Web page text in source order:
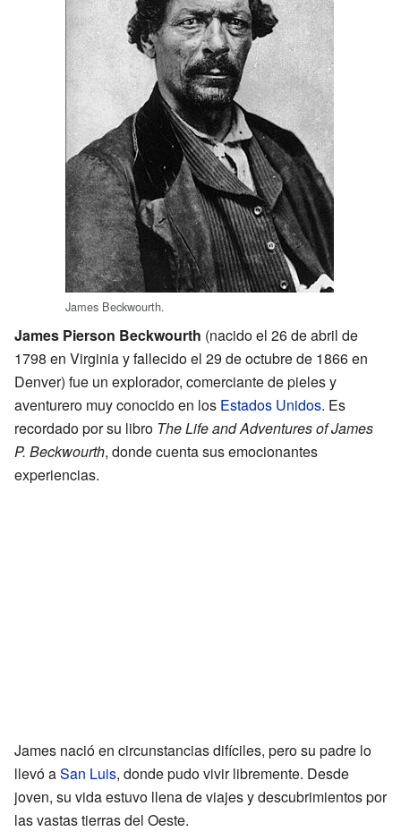
James Beckwourth.
James Pierson Beckwourth (nacido el 26 de abril de
1798 en Virginia y fallecido el 29 de octubre de 1866 en
Denver) fue un explorador, comerciante de pieles y
aventurero muy conocido en los Estados Unidos. Es
recordado por su libro The Life and Adventures of James
P. Beckwourth, donde cuenta sus emocionantes
experiencias.
James nació en circunstancias difíciles, pero su padre lo
llevó aSan Luis, donde pudo vivir libremente. Desde
joven, su vida estuvo llena de viajes y descubrimientos por
las vastas tierras del Oeste.